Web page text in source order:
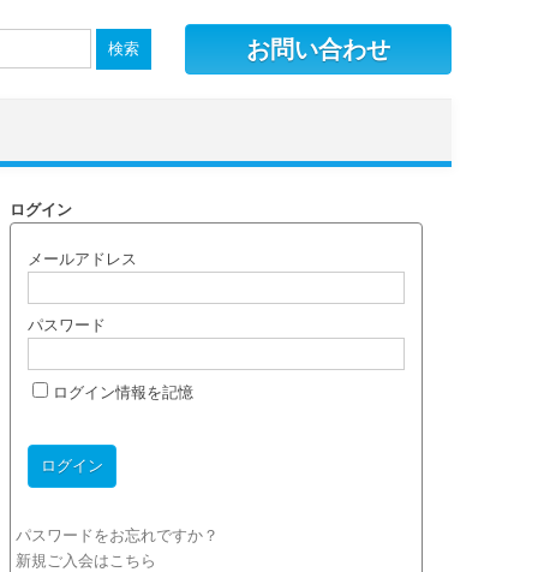
お問い合わせ
ログイン
メールアドレス
パスワード
ログイン情報を記憶
パスワードをお忘れですか？
新規ご入会はこちら